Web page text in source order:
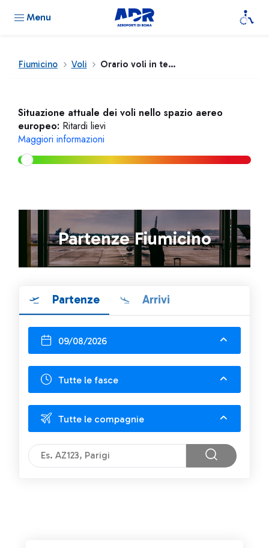
Menu
Fiumicino Voli Orario voli in tempo reale
Situazione attuale dei voli nello spazio aereo
europeo: Ritardi lievi
Maggiori informazioni
Partenze Fiumicino
Partenze Arrivi
09/08/2026
Tutte le fasce
Tutte le compagnie